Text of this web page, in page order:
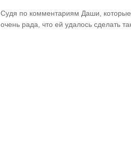
Судя по комментариям Даши,
очень рада, что ей удалось сделать